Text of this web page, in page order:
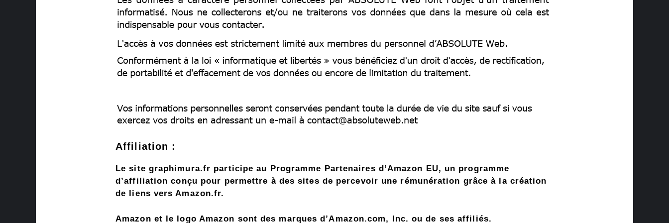
Affiliation :
Le site graphimura.fr participe au Programme Partenaires d’Amazon EU, un programme
d’affiliation conçu pour permettre à des sites de percevoir une rémunération grâce à la création
de liens vers Amazon.fr.
Amazon et le logo Amazon sont des marques d’Amazon.com, Inc. ou de ses affiliés.